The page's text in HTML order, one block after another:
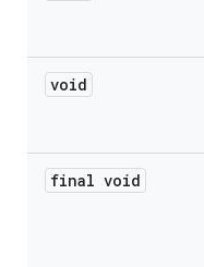
void
final void